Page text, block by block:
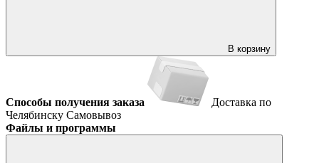
В корзину
Способы получения заказа
Доставка по
Челябинску Самовывоз
Файлы и программы